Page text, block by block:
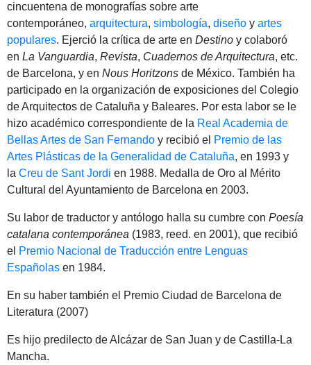
cincuentena de monografías sobre arte
contemporáneo, arquitectura, simbología, diseño y artes
populares. Ejerció la crítica de arte en Destino y colaboró
en La Vanguardia, Revista, Cuadernos de Arquitectura, etc.
de Barcelona, y en Nous Horitzons de México. También ha
participado en la organización de exposiciones del Colegio
de Arquitectos de Cataluña y Baleares. Por esta labor se le
hizo académico correspondiente de la Real Academia de
Bellas Artes de San Fernando y recibió el Premio de las
Artes Plásticas de la Generalidad de Cataluña, en 1993 y
la Creu de Sant Jordi en 1988. Medalla de Oro al Mérito
Cultural del Ayuntamiento de Barcelona en 2003.
Su labor de traductor y antólogo halla su cumbre con Poesía
catalana contemporánea (1983, reed. en 2001), que recibió
el Premio Nacional de Traducción entre Lenguas
Españolas en 1984.
En su haber también el Premio Ciudad de Barcelona de
Literatura (2007)
Es hijo predilecto de Alcázar de San Juan y de Castilla-La
Mancha.